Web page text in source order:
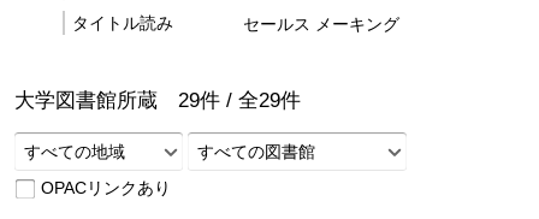
タイトル読み
セールス メーキング
大学図書館所蔵 29件 / 全29件
すべての地域
すべての図書館
OPACリンクあり